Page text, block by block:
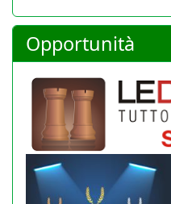
Opportunità